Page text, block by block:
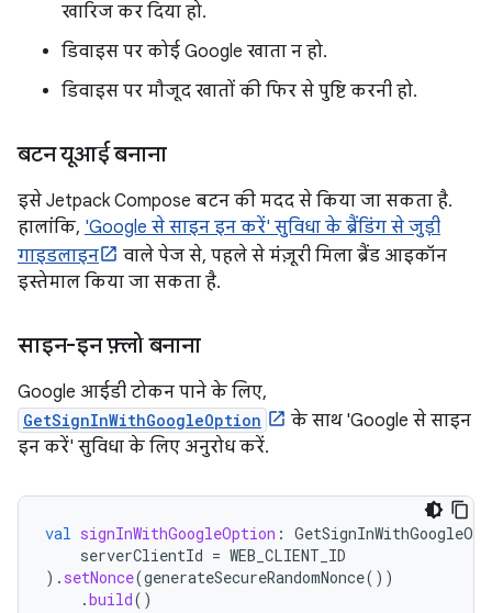
खारिज कर दिया हो.
डिवाइस पर कोई Google खाता न हो.
डिवाइस पर मौजूद खातों की फिर से पुष्टि करनी हो.
बटन यूआई बनाना
इसे Jetpack Compose बटन की मदद से किया जा सकता है.
हालांकि, 'Google से साइन इन करें' सुविधा के ब्रैंडिंग से जुड़ी
गाइडलाइन
वाले पेज से, पहले से मंज़ूरी मिला ब्रैंड आइकॉन
इस्तेमाल किया जा सकता है.
साइन-इन फ़्लो बनाना
Google आईडी टोकन पाने के लिए,
GetSignInWithGoogleOption
के साथ 'Google से साइन
इन करें' सुविधा के लिए अनुरोध करें.
val signInWithGoogleOption :
serverClientId = WEB_CLIENT_ID
). setNonce(generateSecureRandomNonce())
.build()